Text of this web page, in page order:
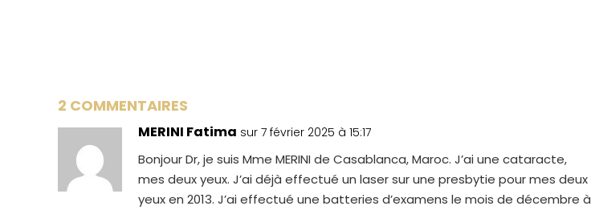
2 COMMENTAIRES
MERINI Fatima sur 7 février 2025 à 15:17
Bonjour Dr, je suis Mme MERINI de Casablanca, Maroc. J’ai une cataracte,
mes deux yeux. J’ai déjà effectué un laser sur une presbytie pour mes deux
yeux en 2013. J’ai effectué une batteries d’examens le mois de décembre à